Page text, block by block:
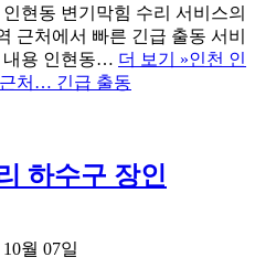
현동 변기막힘 수리 서비스의
근처에서 빠른 긴급 출동 서비
내용 인현동… 더 보기 »인천 인
처… 긴급 출동
하수구 장인
월 07일